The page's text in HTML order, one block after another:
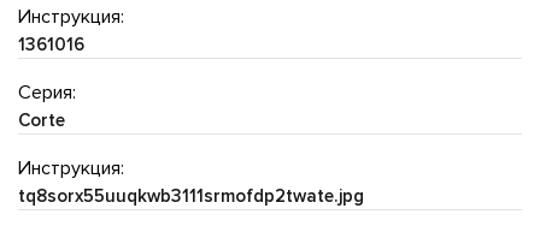
Инструкция:
1361016
Серия:
Corte
Инструкция:
tq8sorx55uuqkwb3111srmofdp2twate.jpg